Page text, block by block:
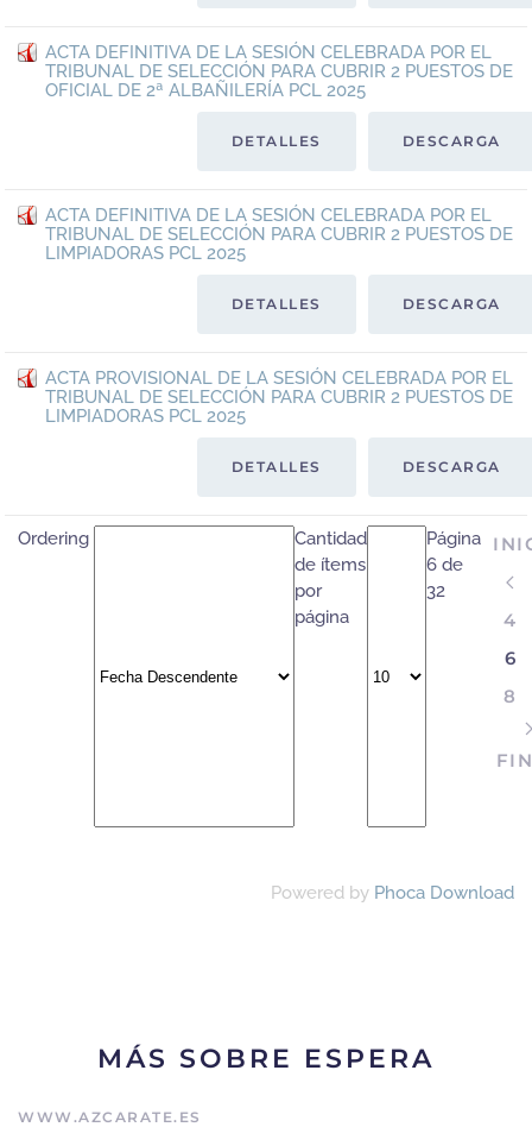
ACTA DEFINITIVA DE LA SESIÓN CELEBRADA POR EL
TRIBUNAL DE SELECCIÓN PARA CUBRIR 2 PUESTOS DE
OFICIAL DE 2ª ALBAÑILERÍA PCL 2025
DESCARGA
DETALLES
ACTA DEFINITIVA DE LA SESIÓN CELEBRADA POR EL
TRIBUNAL DE SELECCIÓN PARA CUBRIR 2 PUESTOS DE
LIMPIADORAS PCL 2025
DESCARGA
DETALLES
ACTA PROVISIONAL DE LA SESIÓN CELEBRADA POR EL
TRIBUNAL DE SELECCIÓN PARA CUBRIR 2 PUESTOS DE
LIMPIADORAS PCL 2025
DESCARGA
DETALLES
Ordering
Cantidad
de ítems
por
página
Página
6 de
32
4
6
8
Powered by Phoca Download
MÁS SOBRE ESPERA
WWW.AZCARATE.ES